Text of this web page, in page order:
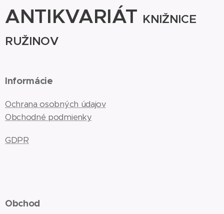
ANTIKVARIÁT KNIŽNICE
RUŽINOV
Informácie
Ochrana osobných údajov
Obchodné podmienky
GDPR
Obchod